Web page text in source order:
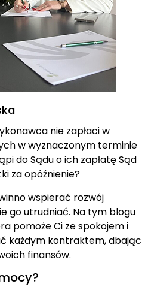
nie zapłaci w
w wyznaczonym terminie
do Sądu o ich zapłatę Sąd
za opóźnienie?
wspierać rozwój
go utrudniać. Na tym blogu
pomoże Ci ze spokojem i
każdym kontraktem, dbając
finansów.